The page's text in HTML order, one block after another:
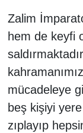
​Zalim
hem de keyfi
mücadeleye
beş kişiyi
zıplayıp
Oyun
Ramazan
Resmi
Rüya